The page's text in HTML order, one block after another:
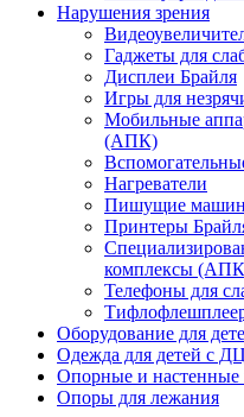
Нарушения зрения
Гаджеты для
Дисплеи Брайля
Игры для
Мобильные
(АПК)
Нагреватели
Пишущие
Принтеры
комплексы
Телефоны для
Оборудование для
Одежда для детей с
Опорные и настенные
Опоры для лежания